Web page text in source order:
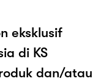
eksklusif
di KS
dan/atau